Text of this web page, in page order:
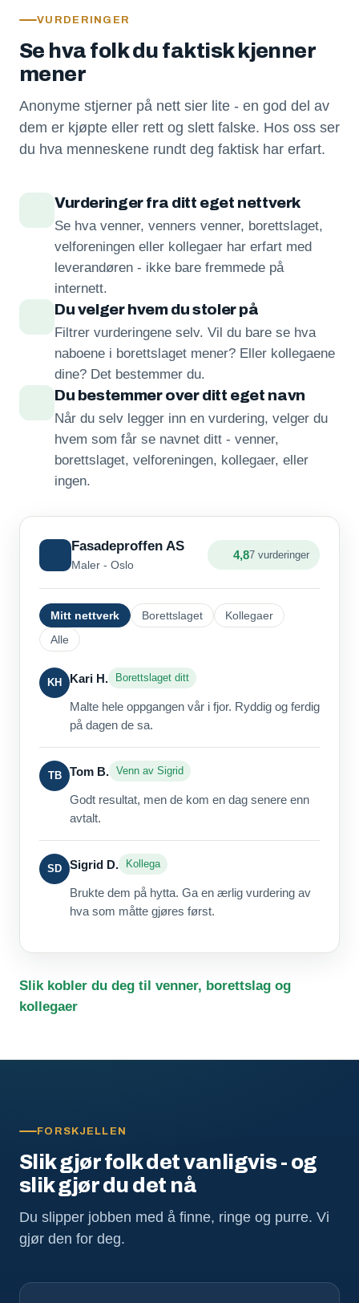
VURDERINGER
Se hva folk du faktisk kjenner
mener
Anonyme stjerner på nett sier lite - en god del av
dem er kjøpte eller rett og slett falske. Hos oss ser
du hva menneskene rundt deg faktisk har erfart.
Vurderinger fra ditt eget nettverk
Se hva venner, venners venner, borettslaget,
velforeningen eller kollegaer har erfart med
leverandøren - ikke bare fremmede på
internett.
Du velger hvem du stoler på
Filtrer vurderingene selv. Vil du bare se hva
naboene i borettslaget mener? Eller kollegaene
dine? Det bestemmer du.
Du bestemmer over ditt eget navn
Når du selv legger inn en vurdering, velger du
hvem som får se navnet ditt - venner,
borettslaget, velforeningen, kollegaer, eller
ingen.
Fasadeproffen AS
Maler - Oslo
4,87 vurderinger
Mitt nettverk Borettslaget
Kollegaer
Alle
KH Kari H. Borettslaget ditt
Malte hele oppgangen vår i fjor. Ryddig og ferdig
på dagen de sa.
TB Tom B. Venn av Sigrid
Godt resultat, men de kom en dag senere enn
avtalt.
SD Sigrid D. Kollega
Brukte dem på hytta. Ga en ærlig vurdering av
hva som måtte gjøres først.
Slik kobler du deg til venner, borettslag og
kollegaer
FORSKJELLEN
Slik gjør folk det vanligvis - og
slik gjør du det nå
Du slipper jobben med å finne, ringe og purre. Vi
gjør den for deg.